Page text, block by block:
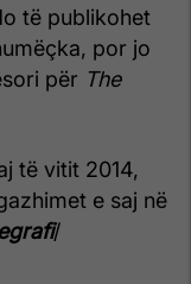
të publikohet
por jo
për The
të vitit 2014,
e saj në
/